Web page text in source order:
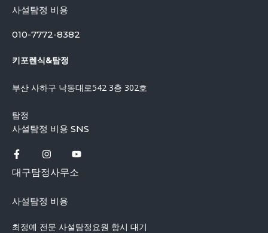
사설탐정 비용
010-7772-8382
키포렌식&탐정
부산 사하구 낙동대로542 3층 302호
탐정
사설탐정 비용 SNS
대구탐정사무소
사설탐정 비용
최정예 전문 사설탐정요원 항시 대기